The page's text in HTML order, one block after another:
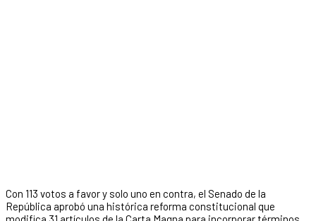
Con 113 votos a favor y solo uno en contra, el Senado de la
República aprobó una histórica reforma constitucional que